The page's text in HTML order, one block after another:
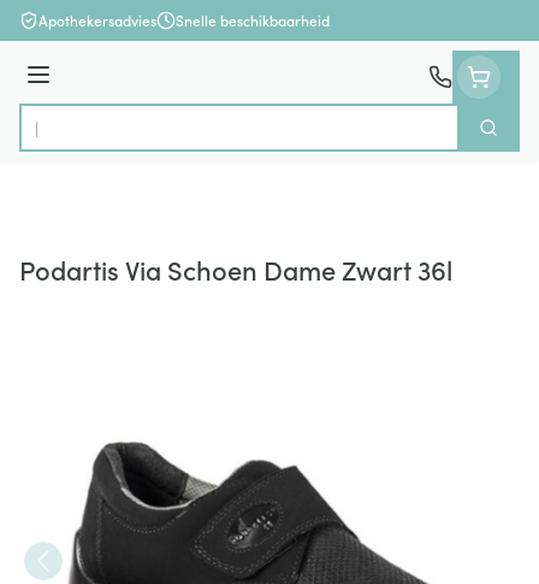
Ga naar de inhoud
Apothekersadvies Snelle beschikbaarheid
Menu
Product, merk, categorie...
Zoek
Podartis Via Schoen Dame Zwart 36l